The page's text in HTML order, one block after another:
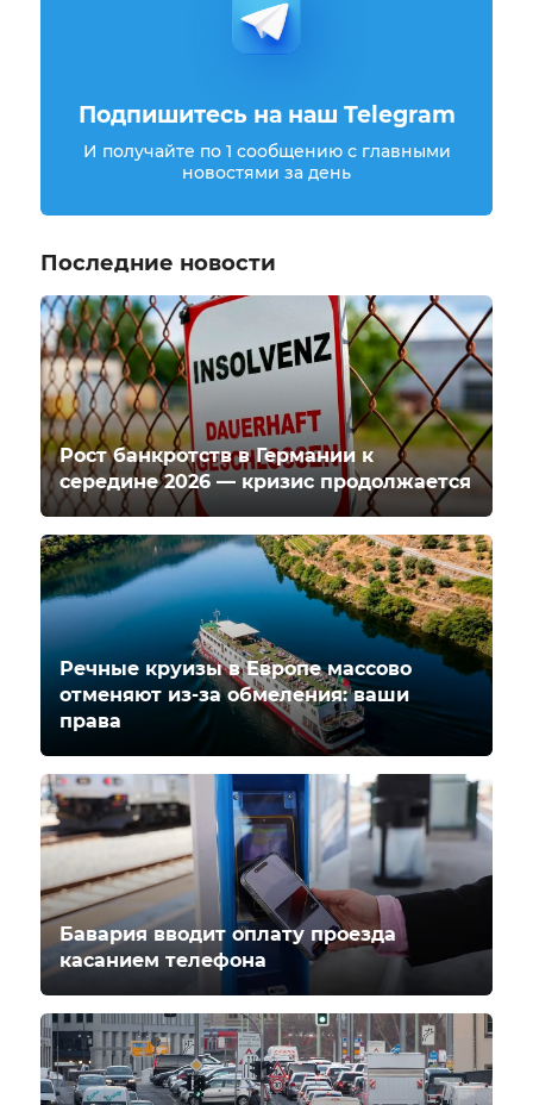
Подпишитесь на наш Telegram
И получайте по 1 сообщению с главными
новостями за день
Последние новости
Рост банкротств в Германии к
середине 2026 — кризис продолжается
Речные круизы в Европе массово
отменяют из-за обмеления: ваши
права
Бавария вводит оплату проезда
касанием телефона